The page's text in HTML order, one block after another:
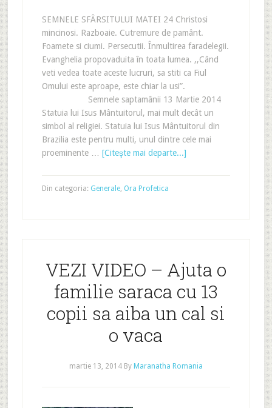
SEMNELE SFÂRSITULUI MATEI 24 Christosi
mincinosi. Razboaie. Cutremure de pamânt.
Foamete si ciumi. Persecutii. Înmultirea faradelegii.
Evanghelia propovaduita în toata lumea. ,,Când
veti vedea toate aceste lucruri, sa stiti ca Fiul
Omului este aproape, este chiar la usi”.
Semnele saptamânii 13 Martie 2014
Statuia lui Isus Mântuitorul, mai mult decât un
simbol al religiei. Statuia lui Isus Mântuitorul din
Brazilia este pentru multi, unul dintre cele mai
proeminente … [Citeşte mai departe...]
Din categoria: Generale, Ora Profetica
VEZI VIDEO – Ajuta o
familie saraca cu 13
copii sa aiba un cal si
o vaca
martie 13, 2014By Maranatha Romania